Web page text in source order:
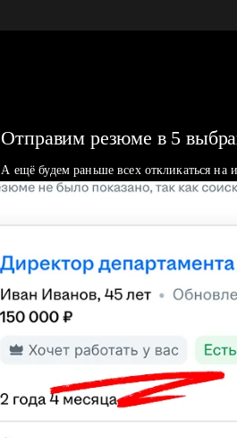
Отправим резюме в 5
А ещё будем раньше всех откликаться